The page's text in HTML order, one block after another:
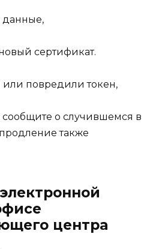
данные,
сертификат.
или повредили токен,
о случившемся в
также
центра